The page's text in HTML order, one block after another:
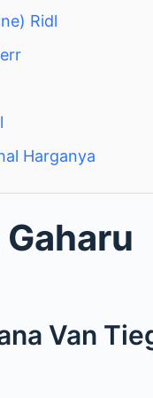
Ridl
Harganya
Van